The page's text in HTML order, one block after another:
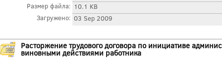
Размер файла: 10.1 KB
Загружено: 03 Sep 2009
Расторжение трудового договора по инициативе
виновными действиями работника